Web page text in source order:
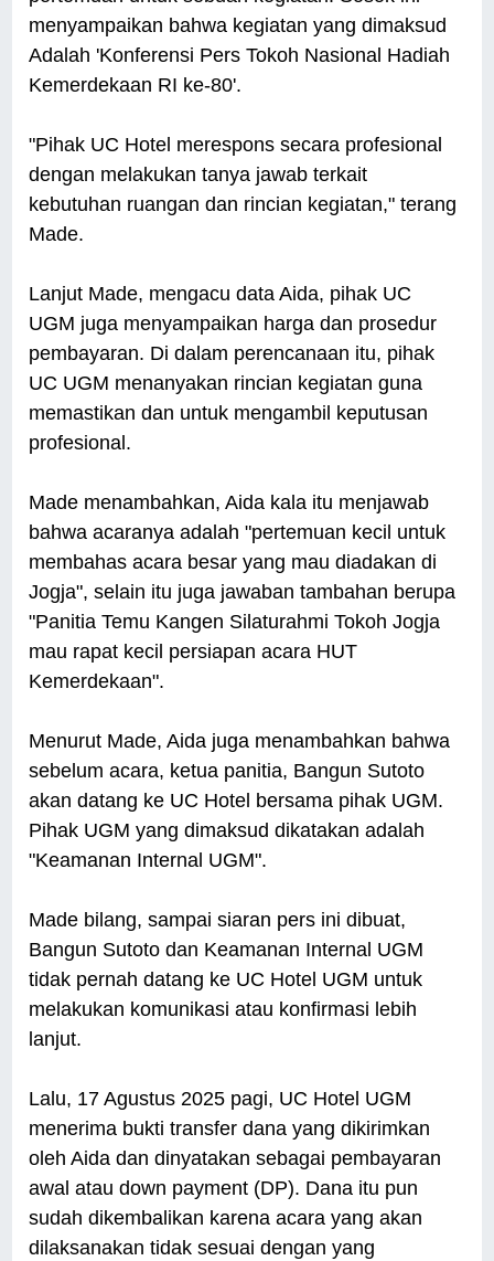
menyampaikan bahwa kegiatan yang dimaksud
Adalah 'Konferensi Pers Tokoh Nasional Hadiah
Kemerdekaan RI ke-80'.
"Pihak UC Hotel merespons secara profesional
dengan melakukan tanya jawab terkait
kebutuhan ruangan dan rincian kegiatan," terang
Made.
Lanjut Made, mengacu data Aida, pihak UC
UGM juga menyampaikan harga dan prosedur
pembayaran. Di dalam perencanaan itu, pihak
UC UGM menanyakan rincian kegiatan guna
memastikan dan untuk mengambil keputusan
profesional.
Made menambahkan, Aida kala itu menjawab
bahwa acaranya adalah "pertemuan kecil untuk
membahas acara besar yang mau diadakan di
Jogja", selain itu juga jawaban tambahan berupa
"Panitia Temu Kangen Silaturahmi Tokoh Jogja
mau rapat kecil persiapan acara HUT
Kemerdekaan".
Menurut Made, Aida juga menambahkan bahwa
sebelum acara, ketua panitia, Bangun Sutoto
akan datang ke UC Hotel bersama pihak UGM.
Pihak UGM yang dimaksud dikatakan adalah
"Keamanan Internal UGM".
Made bilang, sampai siaran pers ini dibuat,
Bangun Sutoto dan Keamanan Internal UGM
tidak pernah datang ke UC Hotel UGM untuk
melakukan komunikasi atau konfirmasi lebih
lanjut.
Lalu, 17 Agustus 2025 pagi, UC Hotel UGM
menerima bukti transfer dana yang dikirimkan
oleh Aida dan dinyatakan sebagai pembayaran
awal atau down payment (DP). Dana itu pun
sudah dikembalikan karena acara yang akan
dilaksanakan tidak sesuai dengan yang